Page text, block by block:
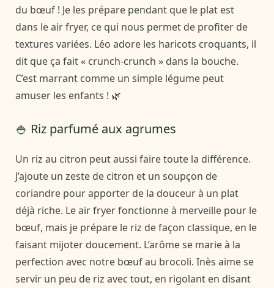
du bœuf ! Je les prépare pendant que le plat est
dans le air fryer, ce qui nous permet de profiter de
textures variées. Léo adore les haricots croquants, il
dit que ça fait « crunch-crunch » dans la bouche.
C’est marrant comme un simple légume peut
amuser les enfants ! 🌿
🍚 Riz parfumé aux agrumes
Un riz au citron peut aussi faire toute la différence.
J’ajoute un zeste de citron et un soupçon de
coriandre pour apporter de la douceur à un plat
déjà riche. Le air fryer fonctionne à merveille pour le
bœuf, mais je prépare le riz de façon classique, en le
faisant mijoter doucement. L’arôme se marie à la
perfection avec notre bœuf au brocoli. Inès aime se
servir un peu de riz avec tout, en rigolant en disant